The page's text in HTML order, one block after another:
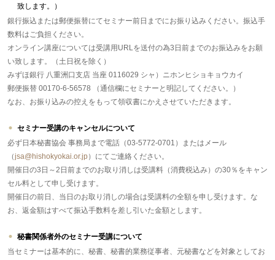
致します。）
銀行振込または郵便振替にてセミナー前日までにお振り込みください。振込手
数料はご負担ください。
オンライン講座については受講用URLを送付の為3日前までのお振込みをお願
い致します。（土日祝を除く）
みずほ銀行 八重洲口支店 当座 0116029 シャ）ニホンヒショキョウカイ
郵便振替 00170-6-56578 （通信欄にセミナーと明記してください。）
なお、お振り込みの控えをもって領収書にかえさせていただきます。
セミナー受講のキャンセルについて
必ず日本秘書協会 事務局まで電話（03-5772-0701）またはメール
（jsa@hishokyokai.or.jp）にてご連絡ください。
開催日の3日～2日前までのお取り消しは受講料（消費税込み）の30％をキャン
セル料として申し受けます。
開催日の前日、当日のお取り消しの場合は受講料の全額を申し受けます。な
お、返金額はすべて振込手数料を差し引いた金額とします。
秘書関係者外のセミナー受講について
当セミナーは基本的に、秘書、秘書的業務従事者、元秘書などを対象としてお